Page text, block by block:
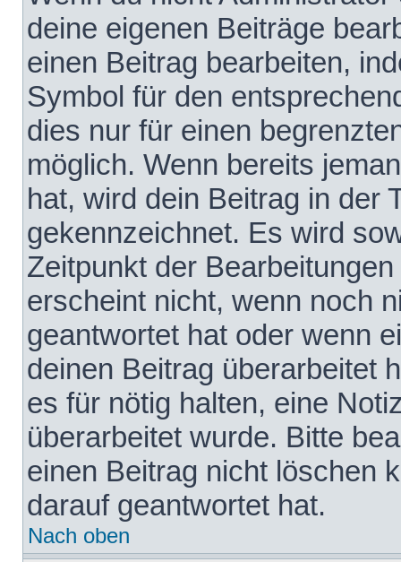
deine eigenen Beiträge
einen Beitrag bearbeiten,
Symbol für den
dies nur für einen
möglich. Wenn bereits
hat, wird dein Beitrag in der
gekennzeichnet. Es wird
Zeitpunkt der
erscheint nicht, wenn noch
geantwortet hat oder wenn
deinen Beitrag überarbeitet
es für nötig halten, eine
überarbeitet wurde. Bitte
einen Beitrag nicht löschen
darauf geantwortet hat.
Nach oben